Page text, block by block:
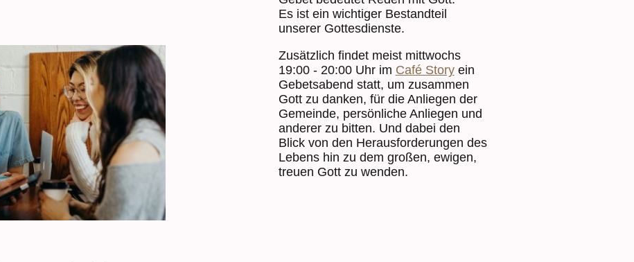
Es ist ein wichtiger Bestandteil
unserer Gottesdienste.
Zusätzlich findet meist mittwochs
19:00 - 20:00 Uhr im Café Storyein
Gebetsabend statt, um zusammen
Gott zu danken, für die Anliegen der
Gemeinde, persönliche Anliegen und
anderer zu bitten. Und dabei den
Blick von den Herausforderungen des
Lebens hin zu dem großen, ewigen,
treuen Gott zu wenden.